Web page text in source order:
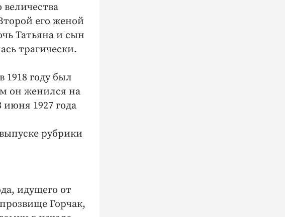
его женой
Татьяна и сын
трагически.
1918 году был
он женился на
1927 года
рубрики
идущего от
Горчак,